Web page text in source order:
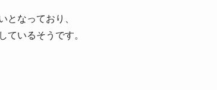
となっており、
ているそうです。